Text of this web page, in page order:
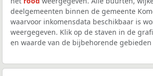
deelgemeenten binnen de gemeente
waarvoor inkomensdata beschikbaar is
weergegeven. Klik op de staven in de
en waarde van de bijbehorende